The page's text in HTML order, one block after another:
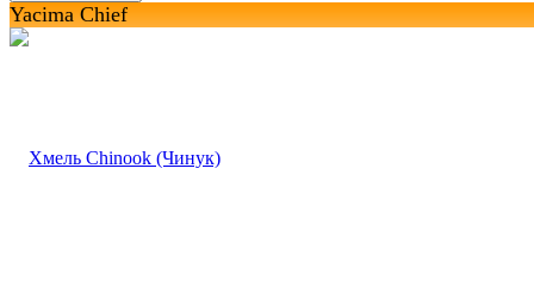
Yacima Chief